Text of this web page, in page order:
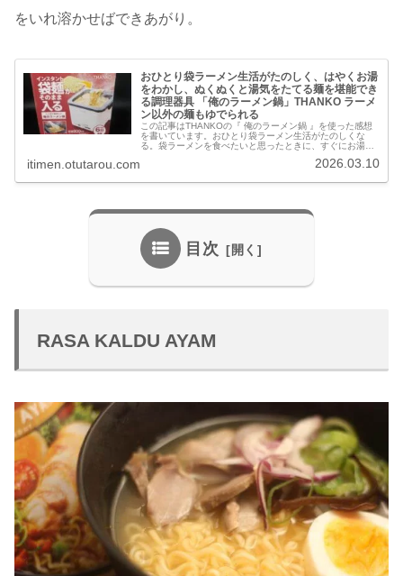
をいれ溶かせばできあがり。
おひとり袋ラーメン生活がたのしく、はやくお湯
をわかし、ぬくぬくと湯気をたてる麺を堪能でき
る調理器具 「俺のラーメン鍋」THANKO ラーメ
ン以外の麺もゆでられる
この記事はTHANKOの『 俺のラーメン鍋 』を使った感想
を書いています。おひとり袋ラーメン生活がたのしくな
る。袋ラーメンを食べたいと思ったときに、すぐにお湯を
itimen.otutarou.com 2026.03.10
目次
RASA KALDU AYAM